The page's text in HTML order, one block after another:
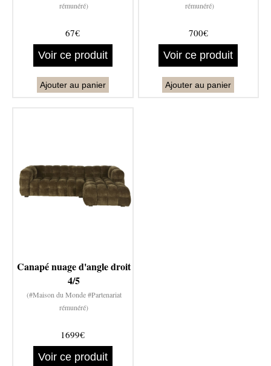
rémunéré)
67€
Voir ce produit
Ajouter au panier
rémunéré)
700€
Voir ce produit
Ajouter au panier
Canapé nuage d'angle droit
4/5
(#Maison du Monde #Partenariat
rémunéré)
1699€
Voir ce produit